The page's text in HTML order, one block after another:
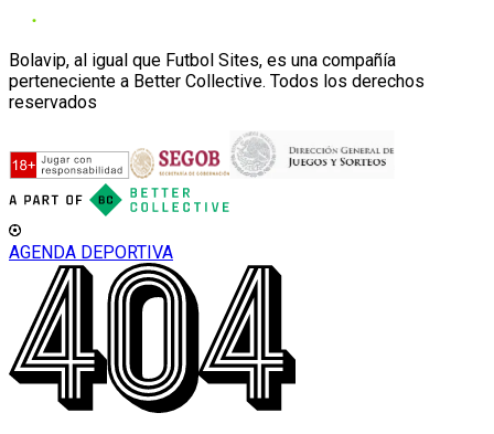
Bolavip, al igual que Futbol Sites, es una compañía
perteneciente a Better Collective. Todos los derechos
reservados
AGENDA DEPORTIVA